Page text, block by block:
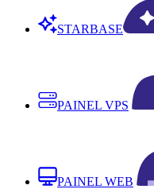
STARBASE
PAINEL VPS
PAINEL WEB